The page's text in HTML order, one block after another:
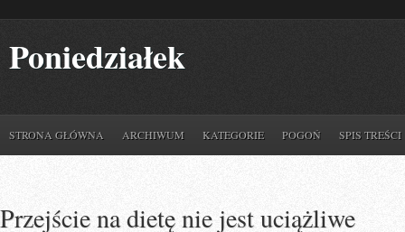
Poniedziałek
STRONA GŁÓWNA ARCHIWUM KATEGORIE POGOŃ SPIS TREŚCI
Przejście na dietę nie jest uciążliwe